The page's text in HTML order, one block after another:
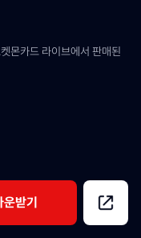
몬카드 라이브에서 판매된
운받기